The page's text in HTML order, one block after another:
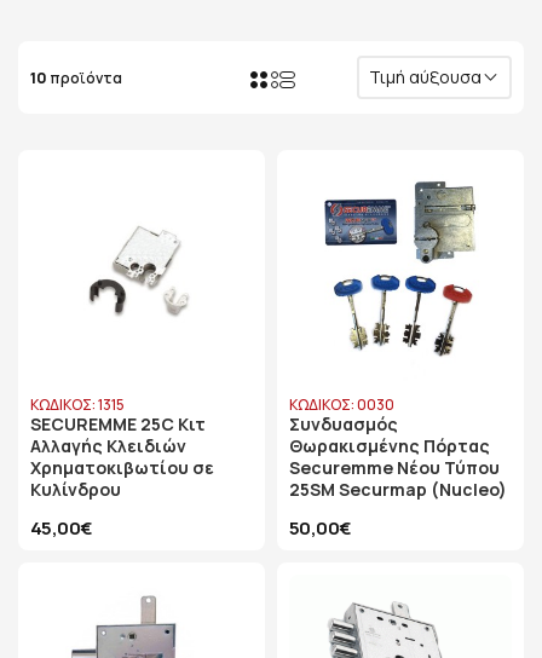
10 προϊόντα Τιμή αύξουσα
ΚΩΔΙΚΟΣ: 1315
SECUREMME 25C Κιτ
Αλλαγής Κλειδιών
Χρηματοκιβωτίου σε
Κυλίνδρου
45,00€
ΚΩΔΙΚΟΣ: 0030
Συνδυασμός
Θωρακισμένης Πόρτας
Securemme Νέου Τύπου
25SM Securmap (Nucleo)
50,00€